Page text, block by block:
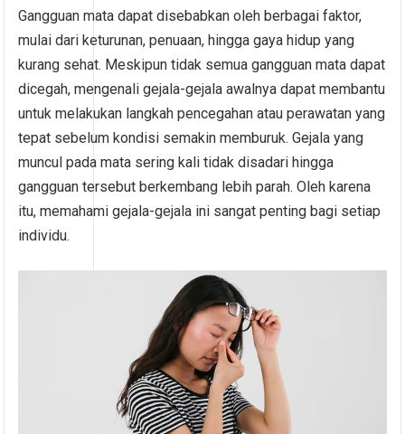
Gangguan mata dapat disebabkan oleh berbagai faktor,
mulai dari keturunan, penuaan, hingga gaya hidup yang
kurang sehat. Meskipun tidak semua gangguan mata dapat
dicegah, mengenali gejala-gejala awalnya dapat membantu
untuk melakukan langkah pencegahan atau perawatan yang
tepat sebelum kondisi semakin memburuk. Gejala yang
muncul pada mata sering kali tidak disadari hingga
gangguan tersebut berkembang lebih parah. Oleh karena
itu, memahami gejala-gejala ini sangat penting bagi setiap
individu.